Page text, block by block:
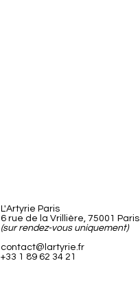
L'Artyrie Paris
6 rue de la Vrillière, 75001 Paris
(sur rendez-vous uniquement)
contact@lartyrie.fr
+33 1 89 62 34 21